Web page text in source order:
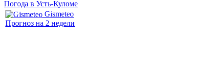
Погода в Усть-Куломе
Gismeteo
Прогноз на 2 недели